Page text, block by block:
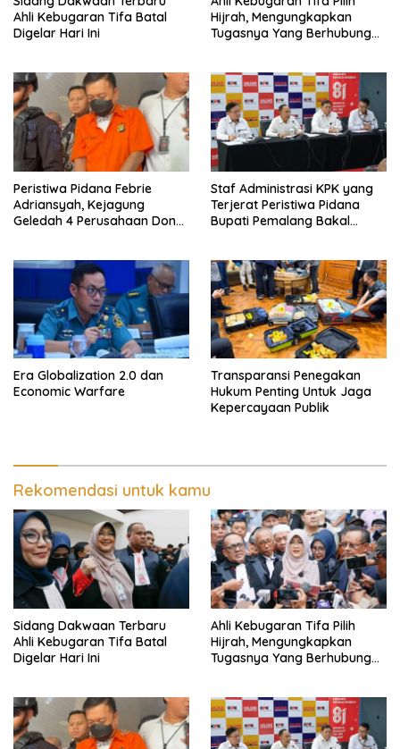
Ahli Kebugaran Tifa Batal
Digelar Hari Ini
Hijrah, Mengungkapkan
Tugasnya Yang Berhubungan
Peristiwa Pidana Febrie
Adriansyah, Kejagung
Geledah 4 Perusahaan Don
Staf Administrasi KPK yang
Terjerat Peristiwa Pidana
Bupati Pemalang Bakal
Era Globalization 2.0 dan
Economic Warfare
Transparansi Penegakan
Hukum Penting Untuk Jaga
Kepercayaan Publik
Rekomendasi untuk kamu
Sidang Dakwaan Terbaru
Ahli Kebugaran Tifa Batal
Digelar Hari Ini
Ahli Kebugaran Tifa Pilih
Hijrah, Mengungkapkan
Tugasnya Yang Berhubungan